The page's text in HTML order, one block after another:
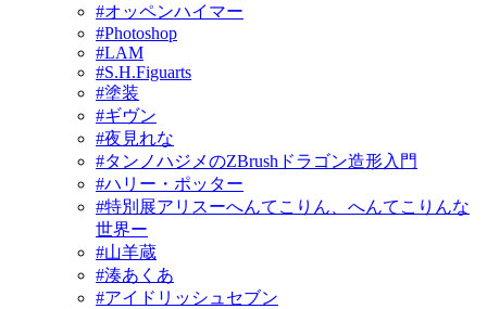
#オッペンハイマー
#Photoshop
#LAM
#S.H.Figuarts
#塗装
#ギヴン
#夜見れな
#タンノハジメのZBrushドラゴン造形入門
#ハリー・ポッター
#特別展アリスーへんてこりん、へんてこりんな
世界ー
#山羊蔵
#湊あくあ
#アイドリッシュセブン